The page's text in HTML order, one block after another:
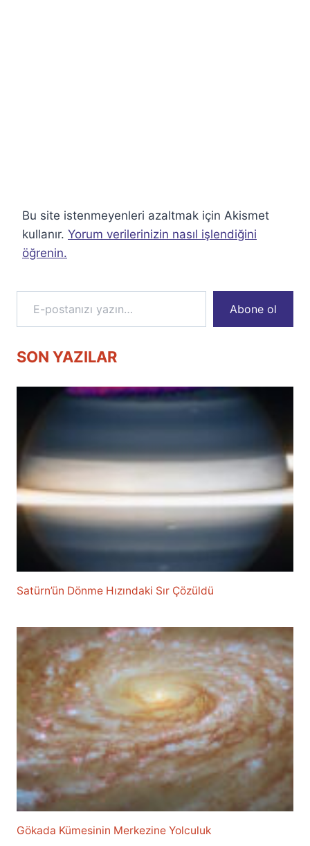
Bu site istenmeyenleri azaltmak için Akismet
kullanır. Yorum verilerinizin nasıl işlendiğini
öğrenin.
E-postanızı yazın…
Abone ol
SON YAZILAR
Satürn’ün Dönme Hızındaki Sır Çözüldü
Gökada Kümesinin Merkezine Yolculuk